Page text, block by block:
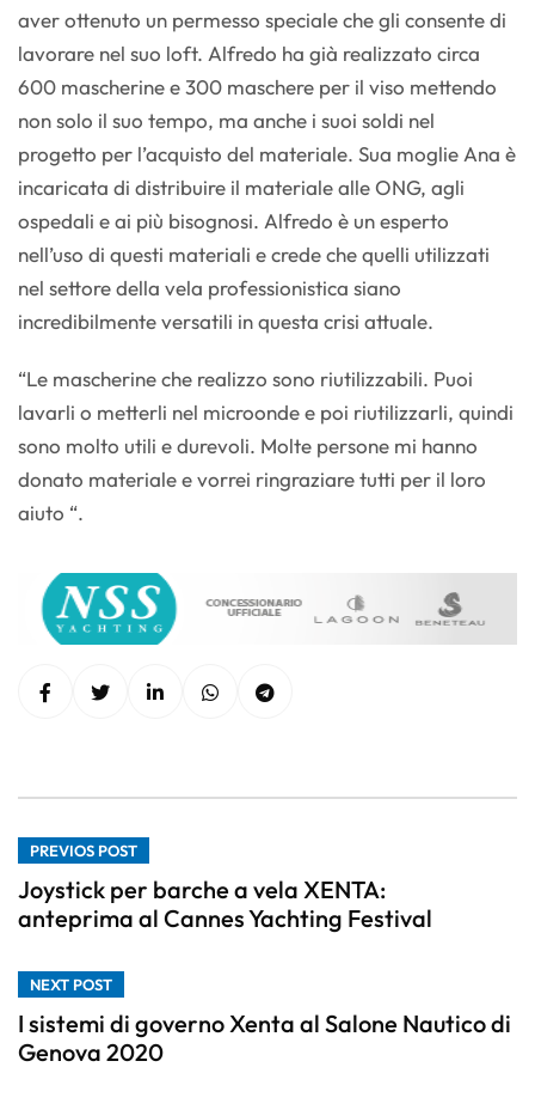
aver ottenuto un permesso speciale che gli consente di
lavorare nel suo loft. Alfredo ha già realizzato circa
600 mascherine e 300 maschere per il viso mettendo
non solo il suo tempo, ma anche i suoi soldi nel
progetto per l’acquisto del materiale. Sua moglie Ana è
incaricata di distribuire il materiale alle ONG, agli
ospedali e ai più bisognosi. Alfredo è un esperto
nell’uso di questi materiali e crede che quelli utilizzati
nel settore della vela professionistica siano
incredibilmente versatili in questa crisi attuale.
“Le mascherine che realizzo sono riutilizzabili. Puoi
lavarli o metterli nel microonde e poi riutilizzarli, quindi
sono molto utili e durevoli. Molte persone mi hanno
donato materiale e vorrei ringraziare tutti per il loro
aiuto “.
PREVIOS POST
Joystick per barche a vela XENTA:
anteprima al Cannes Yachting Festival
NEXT POST
I sistemi di governo Xenta al Salone Nautico di
Genova 2020